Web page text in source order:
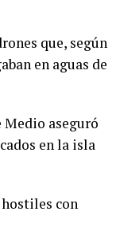
que, según
en aguas de
aseguró
en la isla
con